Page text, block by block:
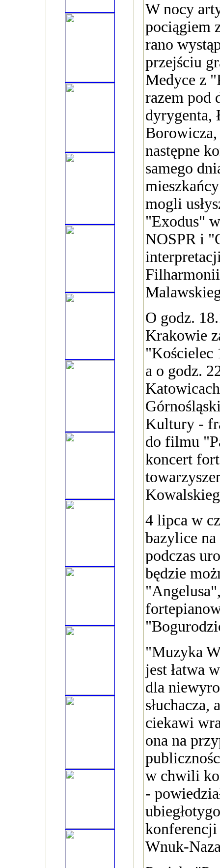
W nocy
pociągiem
rano
przejściu
Medyce z
razem pod
dyrygenta,
następne
samego
mogli
"Exodus"
NOSPR i
O godz.
Krakowie
"Kościelec
a o godz.
Kultury -
do filmu
koncert
4 lipca w
bazylice na
podczas
będzie
"Muzyka
jest łatwa
dla
słuchacza,
ciekawi
ona na
w chwili
-
konferencji
Wnuk-